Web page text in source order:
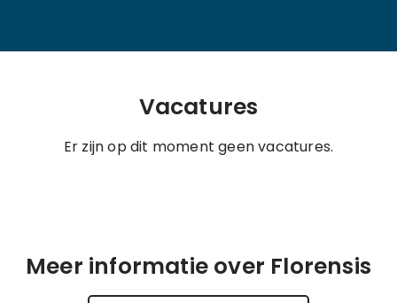
Vacatures
Er zijn op dit moment geen vacatures.
Meer informatie over Florensis